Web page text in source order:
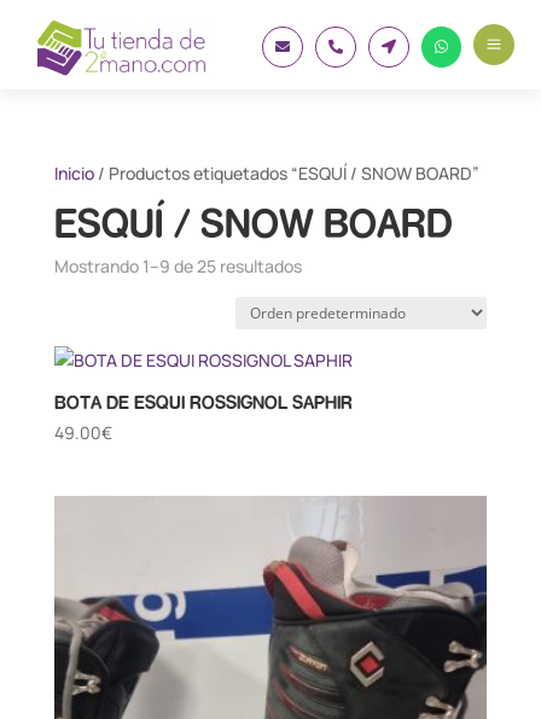
    a
Inicio/ Productos etiquetados “ESQUÍ / SNOW BOARD”
ESQUÍ / SNOW BOARD
Mostrando 1–9 de 25 resultados
BOTA DE ESQUI ROSSIGNOL SAPHIR
49.00€